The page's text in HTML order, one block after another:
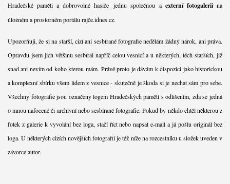
Hradečské paměti a dobrovolné hasiče jednu společnou a externí fotogaleriina
úložném a prostorném portálu rajče.idnes.cz.
Upozorňuji, že si na starší, cizí ani sesbírané fotografie nedělám žádný nárok, ani práva.
Opravdu jsem jich většinu sesbíral napříč celou vesnicí a u některých, těch starších, již
snad ani nevím od koho kterou mám. Právě proto je dávám k dispozici jako historickou
a komplexní sbírku všem lidem z vesnice - skutečně je škoda si je nechat sám pro sebe.
Všechny fotografie jsou označeny logem Hradečských pamětí s odlišením, zda se jedná
o mnou nafocené či archivní nebo sesbírané fotografie. Pokud by někdo chtěl některou z
fotek z galerie k vyvolání bez loga, stačí říct nebo napsat e-mail a já pošlu originál bez
loga. U některých cizích novějších fotografií je též níže na rozcestníku u složek uveden v
závorce autor.